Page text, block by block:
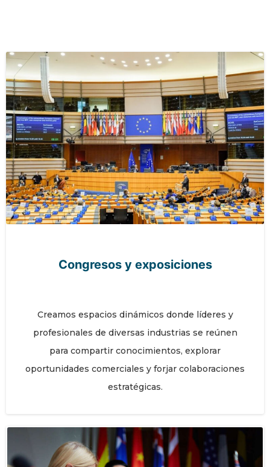
Congresos y exposiciones
Creamos espacios dinámicos donde líderes y
profesionales de diversas industrias se reúnen
para compartir conocimientos, explorar
oportunidades comerciales y forjar colaboraciones
estratégicas.